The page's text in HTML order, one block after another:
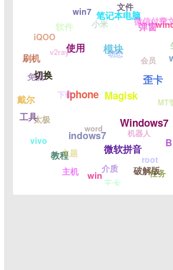
Magisk
iphone
indows7
微软拼音
Windows7
歪卡
模块
使用
切换
工具
教程
win
破解版
弹窗
笔记本电脑
软件
刷机
戴尔
vivo
主机
王卡
任务
文件
win7
iQOO
免流
太极
主题
介质
root
微信付费
小米
v2ray
下载
word 机器人
MT
会员
动态
fiddler